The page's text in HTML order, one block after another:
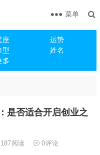
座
运势
型
姓名
多
菜单
是否适合开启创业之
187阅读 0评论